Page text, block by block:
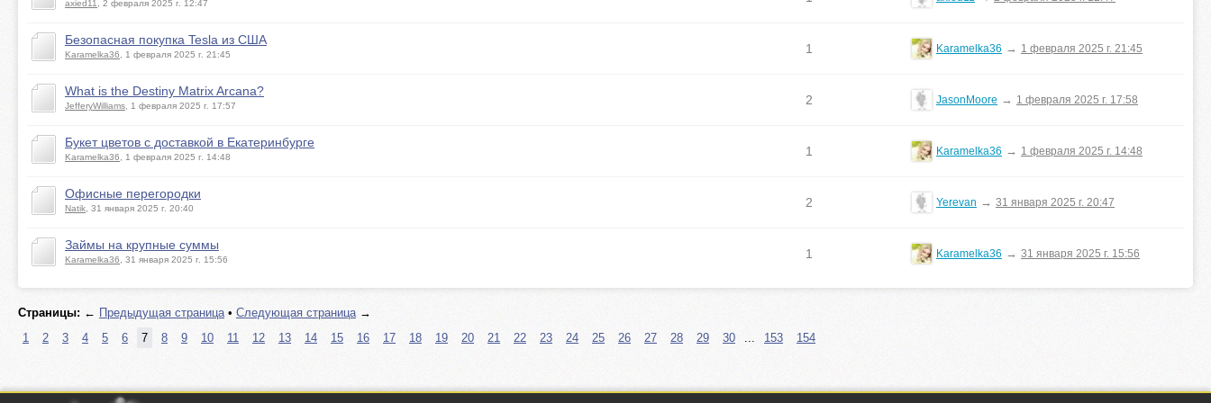
axied11 , 2 февраля 2025 г. 12:47
Безопасная покупка Tesla из США
Karamelka36 , 1 февраля 2025 г. 21:45 1 Karamelka36 → 1 февраля 2025 г. 21:45
What is the Destiny Matrix Arcana?
JefferyWilliams , 1 февраля 2025 г. 17:57 2 JasonMoore → 1 февраля 2025 г. 17:58
Букет цветов с доставкой в Екатеринбурге
Karamelka36 , 1 февраля 2025 г. 14:48 1 Karamelka36 → 1 февраля 2025 г. 14:48
Офисные перегородки
Natik , 31 января 2025 г. 20:40 2 Yerevan → 31 января 2025 г. 20:47
Займы на крупные суммы
Karamelka36 , 31 января 2025 г. 15:56 1 Karamelka36 → 31 января 2025 г. 15:56
Страницы: ← Предыдущая страница• Следующая страница→
1
2 3 4 5 6 7 8 9 10 11 12 13 14 15 16 17 18 19 20 21 22 23 24 25 26 27 28 29 30 ... 153 154